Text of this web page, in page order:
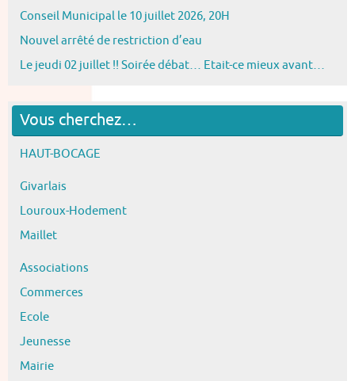
Conseil Municipal le 10 juillet 2026, 20H
Nouvel arrêté de restriction d’eau
Le jeudi 02 juillet !! Soirée débat… Etait-ce mieux avant…
Vous cherchez…
HAUT-BOCAGE
Givarlais
Louroux-Hodement
Maillet
Associations
Commerces
Ecole
Jeunesse
Mairie